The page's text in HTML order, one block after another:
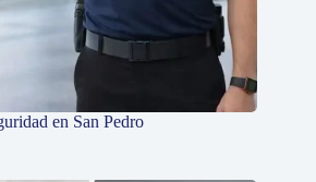
en San Pedro